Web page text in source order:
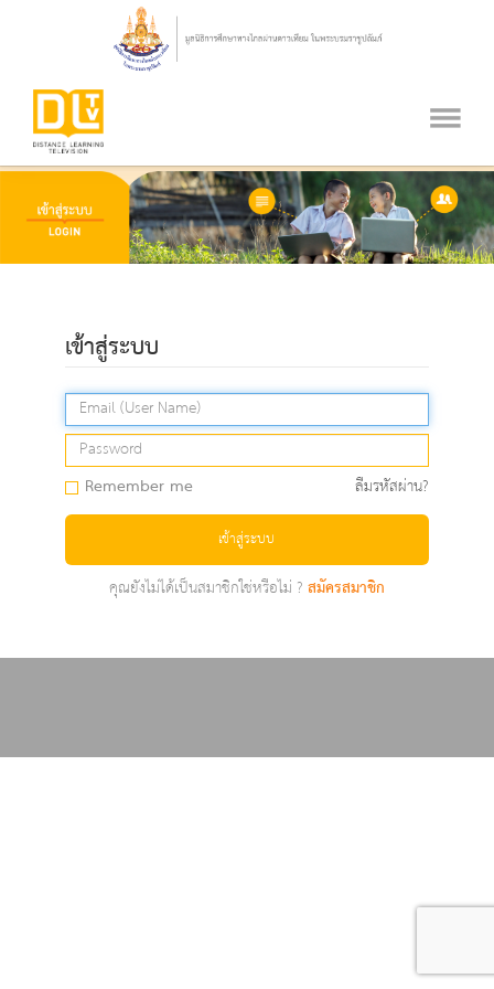
เข้าสู่ระบบ
Remember me ลืมรหัสผ่าน?
เข้าสู่ระบบ
คุณยังไม่ได้เป็นสมาชิกใช่หรือไม่ ?สมัครสมาชิก